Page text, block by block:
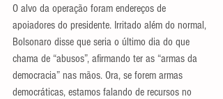
O alvo da operação foram endereços de
apoiadores do presidente. Irritado além do normal,
Bolsonaro disse que seria o último dia do que
chama de “abusos”, afirmando ter as “armas da
democracia” nas mãos. Ora, se forem armas
democráticas, estamos falando de recursos no